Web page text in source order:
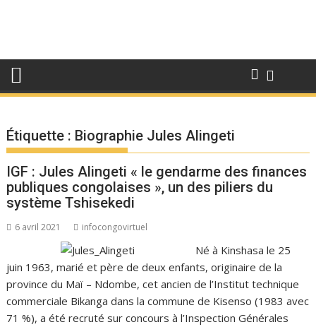
Étiquette : Biographie Jules Alingeti
IGF : Jules Alingeti « le gendarme des finances
publiques congolaises », un des piliers du
système Tshisekedi
6 avril 2021 infocongovirtuel
Né à Kinshasa le 25
juin 1963, marié et père de deux enfants, originaire de la
province du Maï – Ndombe, cet ancien de l’Institut technique
commerciale Bikanga dans la commune de Kisenso (1983 avec
71 %), a été recruté sur concours à l’Inspection Générales